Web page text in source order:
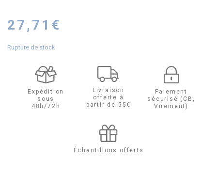
27,71 €
Rupture de stock
Expédition
sous
48h/72h
Livraison
offerte à
partir de 55€
Paiement
sécurisé (CB,
Virement)
Échantillons offerts